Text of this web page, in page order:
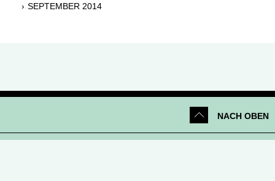
SEPTEMBER 2014
NACH OBEN